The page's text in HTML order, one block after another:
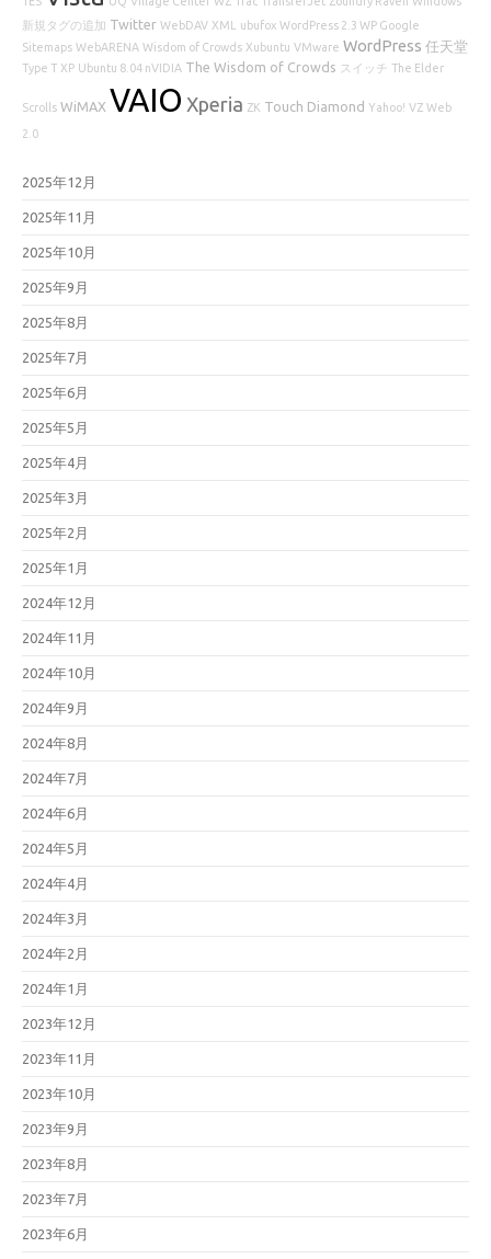
新規タグの追加 Twitter WebDAV XML ubufox WordPress 2.3 WP Google
Sitemaps WebARENA Wisdom of Crowds Xubuntu VMware WordPress 任天堂
Type T XP Ubuntu 8.04 nVIDIA The Wisdom of Crowds スイッチ The Elder
Scrolls WiMAX VAIO Xperia ZK Touch Diamond Yahoo! VZ Web
2.0
2025年12月
2025年11月
2025年10月
2025年9月
2025年8月
2025年7月
2025年6月
2025年5月
2025年4月
2025年3月
2025年2月
2025年1月
2024年12月
2024年11月
2024年10月
2024年9月
2024年8月
2024年7月
2024年6月
2024年5月
2024年4月
2024年3月
2024年2月
2024年1月
2023年12月
2023年11月
2023年10月
2023年9月
2023年8月
2023年7月
2023年6月